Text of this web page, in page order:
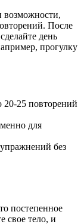
возможности,
После
день
прогулку
20-25 повторений
для
без
постепенное
свое тело, и